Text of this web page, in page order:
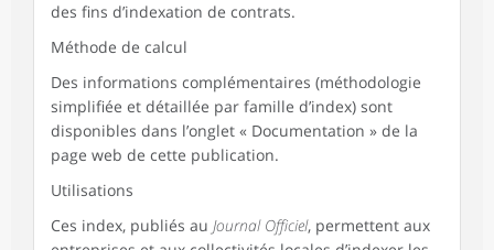
des fins d’indexation de contrats.
Méthode de calcul
Des informations complémentaires (méthodologie
simplifiée et détaillée par famille d’index) sont
disponibles dans l’onglet « Documentation » de la
page web de cette publication.
Utilisations
Ces index, publiés au Journal Officiel, permettent aux